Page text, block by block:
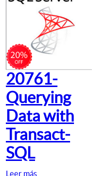
20761-
Querying
Data with
Transact-
SQL
Leer más